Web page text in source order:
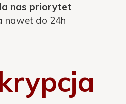
nas priorytet
nawet do 24h